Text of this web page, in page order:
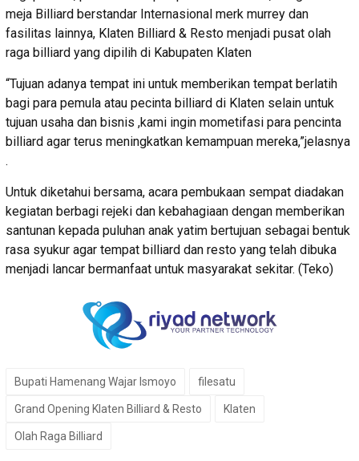
meja Billiard berstandar Internasional merk murrey dan
fasilitas lainnya, Klaten Billiard & Resto menjadi pusat olah
raga billiard yang dipilih di Kabupaten Klaten
“Tujuan adanya tempat ini untuk memberikan tempat berlatih
bagi para pemula atau pecinta billiard di Klaten selain untuk
tujuan usaha dan bisnis ,kami ingin mometifasi para pencinta
billiard agar terus meningkatkan kemampuan mereka,”jelasnya
.
Untuk diketahui bersama, acara pembukaan sempat diadakan
kegiatan berbagi rejeki dan kebahagiaan dengan memberikan
santunan kepada puluhan anak yatim bertujuan sebagai bentuk
rasa syukur agar tempat billiard dan resto yang telah dibuka
menjadi lancar bermanfaat untuk masyarakat sekitar. (Teko)
Bupati Hamenang Wajar Ismoyo filesatu
Grand Opening Klaten Billiard & Resto Klaten
Olah Raga Billiard